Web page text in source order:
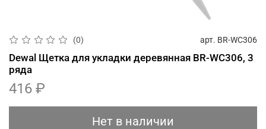
(0) арт. BR-WC306
Dewal Щетка для укладки деревянная BR-WC306, 3
ряда
416 ₽
Нет в наличии